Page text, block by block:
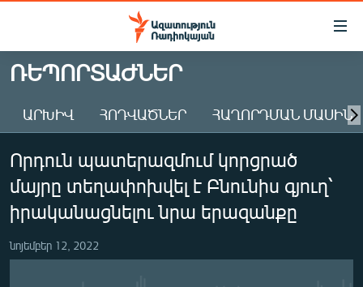
Մատչելիության
Անցնել
հիմնական
Անցնել
հիմնական
մենյուին
Որոնում
ԱԶԱՏՈՒԹՅՈՒՆ TV
ՀԱՅԱՍՏԱՆ
ԸՆՏՐՈՒԹՅՈՒՆՆԵՐ 2026
ԻՐԱՎՈՒՆՔ
ՏՆՏԵՍՈՒԹՅՈՒՆ
ՌԵՊՈՐՏԱԺՆԵՐ
ԱՐԽԻՎ ՀՈԴՎԱԾՆԵՐ ՀԱՂՈՐԴՄԱՆ ՄԱՍԻՆ
Որդուն պատերազմում կորցրած
մայրը տեղափոխվել է Բնունիս գյուղ՝
իրականացնելու նրա երազանքը
նոյեմբեր 12, 2022